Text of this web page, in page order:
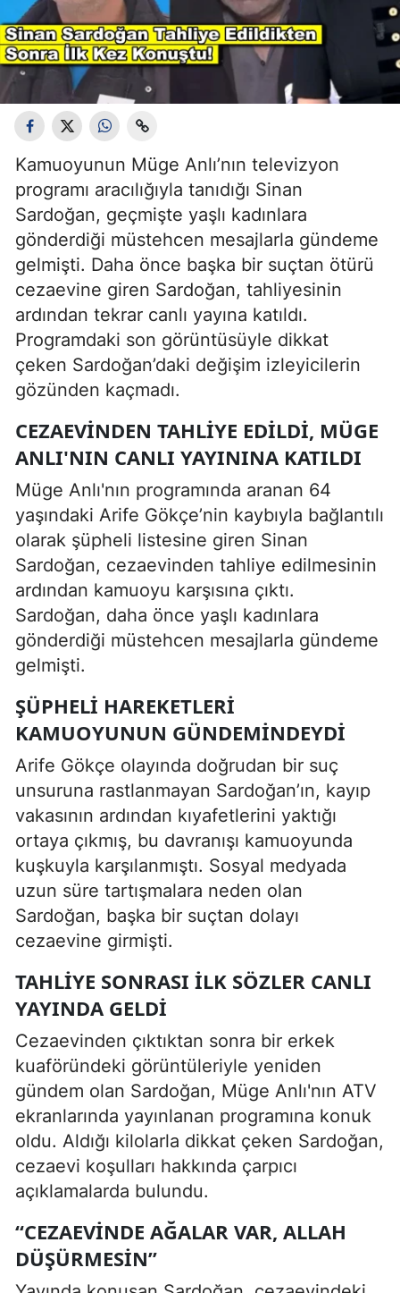
Kamuoyunun Müge Anlı’nın televizyon
programı aracılığıyla tanıdığı Sinan
Sardoğan, geçmişte yaşlı kadınlara
gönderdiği müstehcen mesajlarla gündeme
gelmişti. Daha önce başka bir suçtan ötürü
cezaevine giren Sardoğan, tahliyesinin
ardından tekrar canlı yayına katıldı.
Programdaki son görüntüsüyle dikkat
çeken Sardoğan’daki değişim izleyicilerin
gözünden kaçmadı.
CEZAEVINDEN TAHLIYE EDILDI, MÜGE
ANLI'NIN CANLI YAYININA KATILDI
Müge Anlı'nın programında aranan 64
yaşındaki Arife Gökçe’nin kaybıyla bağlantılı
olarak şüpheli listesine giren Sinan
Sardoğan, cezaevinden tahliye edilmesinin
ardından kamuoyu karşısına çıktı.
Sardoğan, daha önce yaşlı kadınlara
gönderdiği müstehcen mesajlarla gündeme
gelmişti.
ŞÜPHELI HAREKETLERI
KAMUOYUNUN GÜNDEMINDEYDI
Arife Gökçe olayında doğrudan bir suç
unsuruna rastlanmayan Sardoğan’ın, kayıp
vakasının ardından kıyafetlerini yaktığı
ortaya çıkmış, bu davranışı kamuoyunda
kuşkuyla karşılanmıştı. Sosyal medyada
uzun süre tartışmalara neden olan
Sardoğan, başka bir suçtan dolayı
cezaevine girmişti.
TAHLIYE SONRASI İLK SÖZLER CANLI
YAYINDA GELDI
Cezaevinden çıktıktan sonra bir erkek
kuaföründeki görüntüleriyle yeniden
gündem olan Sardoğan, Müge Anlı'nın ATV
ekranlarında yayınlanan programına konuk
oldu. Aldığı kilolarla dikkat çeken Sardoğan,
cezaevi koşulları hakkında çarpıcı
açıklamalarda bulundu.
“CEZAEVINDE AĞALAR VAR, ALLAH
DÜŞÜRMESIN”